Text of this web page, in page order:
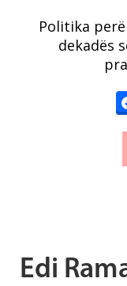
​Politika
dekadës
Edi